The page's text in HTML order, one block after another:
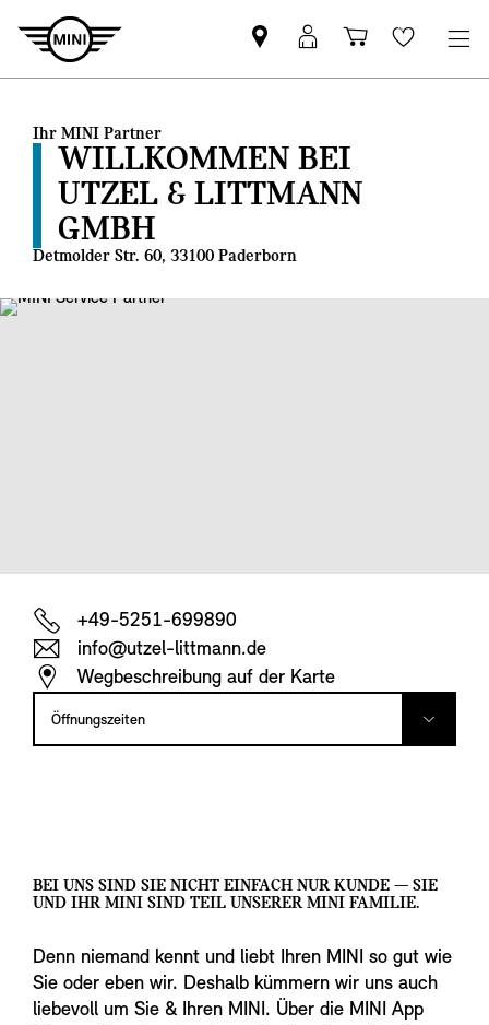
MINI
Partner
MINI
Login
Wishlist
Ihr MINI Partner
WILLKOMMEN BEI
UTZEL & LITTMANN
GMBH
Detmolder Str. 60, 33100 Paderborn
+49-5251-699890
info@utzel-littmann.de
Wegbeschreibung auf der Karte
Öffnungszeiten
BEI UNS SIND SIE NICHT EINFACH NUR KUNDE — SIE
UND IHR MINI SIND TEIL UNSERER MINI FAMILIE.
Denn niemand kennt und liebt Ihren MINI so gut wie
Sie oder eben wir. Deshalb kümmern wir uns auch
liebevoll um Sie & Ihren MINI. Über die MINI App